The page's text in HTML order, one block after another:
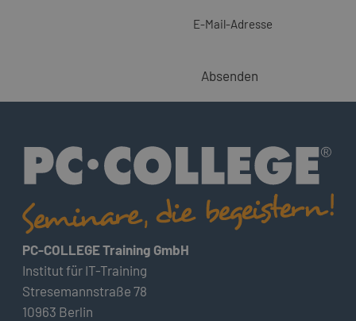
E-Mail-Adresse
Absenden
PC-COLLEGE Training GmbH
Institut für IT-Training
Stresemannstraße 78
10963 Berlin